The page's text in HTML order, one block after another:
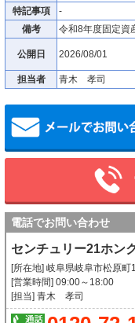
特記事項
-
備考
令和8年度固定資
公開日 2026/08/01
担当者 青木 孝司
電話でお問い合わせ
センチュリー21ホン
[所在地] 岐阜県岐阜市松原町
[営業時間] 09:00～18:00
[担当] 青木 孝司